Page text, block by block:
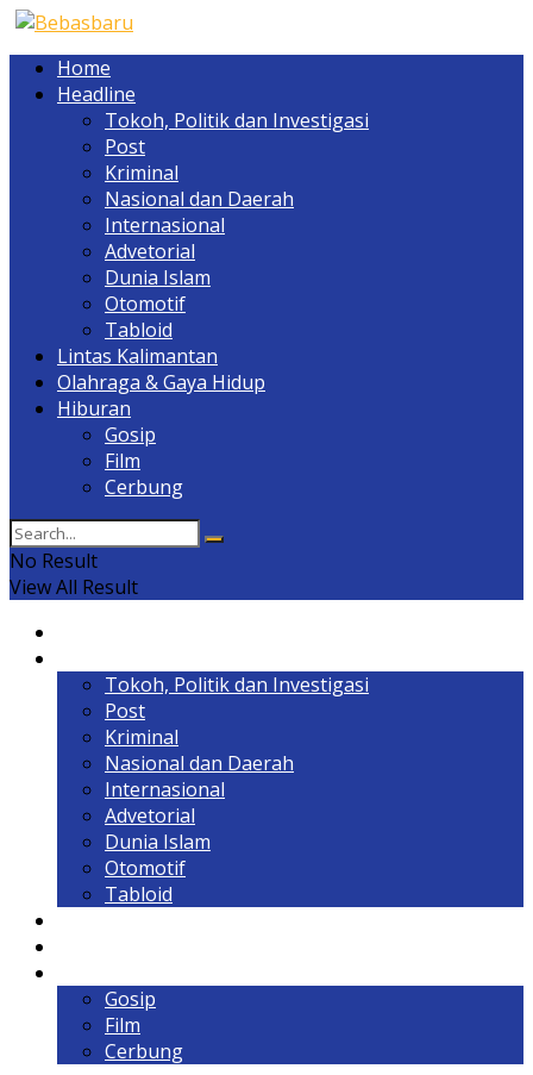
Home
Headline
Tokoh, Politik dan Investigasi
Post
Kriminal
Nasional dan Daerah
Internasional
Advetorial
Dunia Islam
Otomotif
Tabloid
Lintas Kalimantan
Olahraga & Gaya Hidup
Hiburan
Gosip
Film
Cerbung
No Result
View All Result
Tokoh, Politik dan Investigasi
Post
Kriminal
Nasional dan Daerah
Internasional
Advetorial
Dunia Islam
Otomotif
Tabloid
Gosip
Film
Cerbung